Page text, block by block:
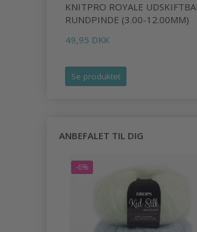
KNITPRO ROYALE
RUNDPINDE (3.00-12.00MM)
49,95 DKK
Se produktet
ANBEFALET TIL DIG
-6%